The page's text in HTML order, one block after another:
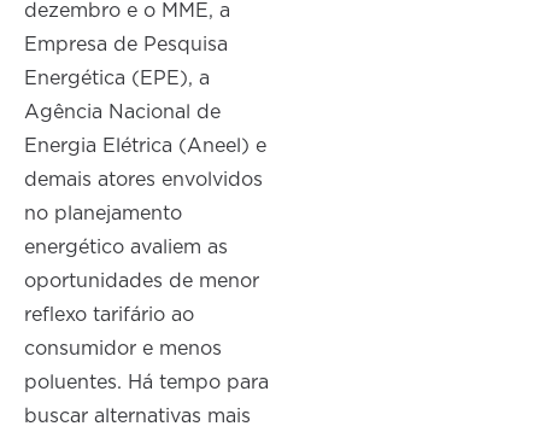
dezembro e o MME, a
Empresa de Pesquisa
Energética (EPE), a
Agência Nacional de
Energia Elétrica (Aneel) e
demais atores envolvidos
no planejamento
energético avaliem as
oportunidades de menor
reflexo tarifário ao
consumidor e menos
poluentes. Há tempo para
buscar alternativas mais